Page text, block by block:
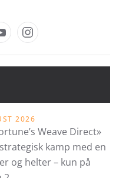
2026
Weave Direct»
kamp med en
og helter – kun på